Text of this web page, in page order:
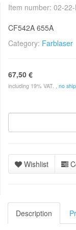
Item number: 02-
CF542A 655A
Category: Farblaser
67,50 €
including 19% VAT. , no
Wishlist
Description